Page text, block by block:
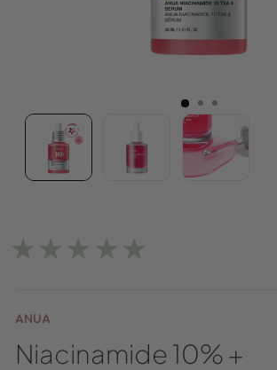
★★★★★
ANUA
Niacinamide 10% +